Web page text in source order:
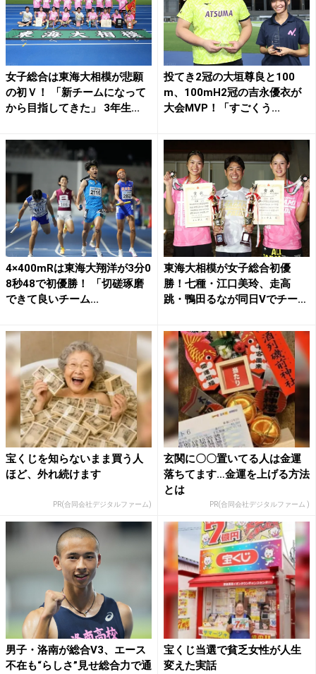
女子総合は東海大相模が悲願
の初Ｖ！ 「新チームになって
から目指してきた」 3年生...
投てき2冠の大垣尊良と100
m、100mH2冠の吉永優衣が
大会MVP！「すごくう...
4×400mRは東海大翔洋が3分0
8秒48で初優勝！ 「切磋琢磨
できて良いチーム...
東海大相模が女子総合初優
勝！七種・江口美玲、走高
跳・鴨田るなが同日Vでチーム
宝くじを知らないまま買う人
ほど、外れ続けます
PR(合同会社デジタルファーム)
玄関に〇〇置いてる人は金運
落ちてます…金運を上げる方法
とは
PR(合同会社デジタルファーム )
男子・洛南が総合V3、エース
不在も“らしさ”見せ総合力で通
宝くじ当選で貧乏女性が人生
変えた実話